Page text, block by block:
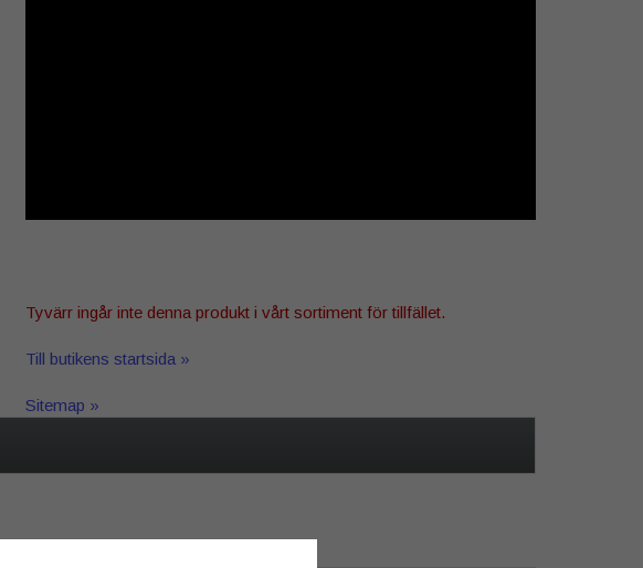
Tyvärr ingår inte denna produkt i vårt sortiment för tillfället.
Till butikens startsida »
Sitemap »